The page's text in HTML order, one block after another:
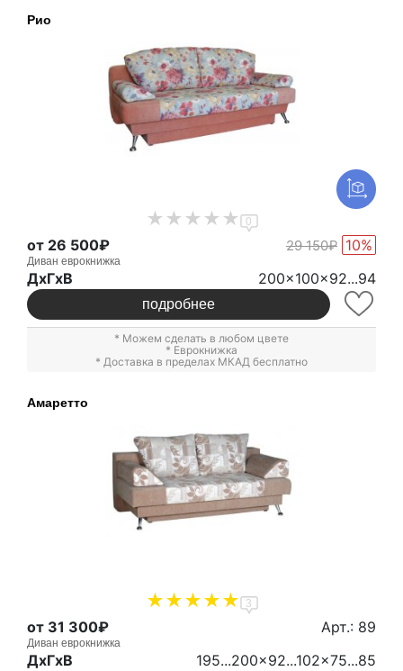
Рио
0
от 26 500₽ 29 150₽ 10%
Диван еврокнижка
ДxГxВ 200x100x92...94
подробнее
* Можем сделать в любом цвете
* Еврокнижка
* Доставка в пределах МКАД бесплатно
Амаретто
3
от 31 300₽ Арт.: 89
Диван еврокнижка
ДxГxВ 195...200x92...102x75...85